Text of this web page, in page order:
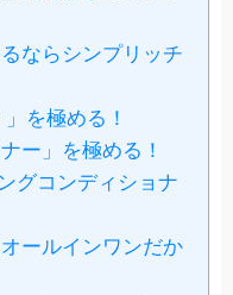
ならシンプリッチ
を極める！
ー」を極める！
グコンディショナ
ールインワンだか